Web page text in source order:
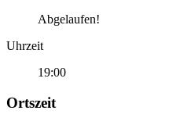
Abgelaufen!
Uhrzeit
19:00
Ortszeit